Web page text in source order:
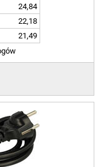
24,84
22,18
21,49